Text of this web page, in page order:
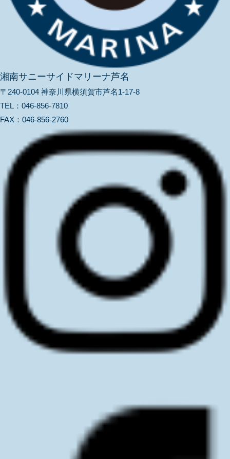
湘南サニーサイドマリーナ芦名
〒240-0104 神奈川県横須賀市芦名1-17-8
TEL： 046-856-7810
FAX： 046-856-2760